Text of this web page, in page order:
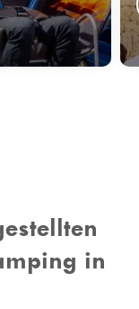
Kulisse für
Jahr über gibt
Events!
in